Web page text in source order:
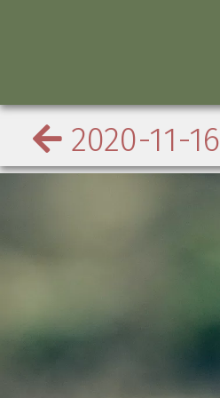
2020-11-16